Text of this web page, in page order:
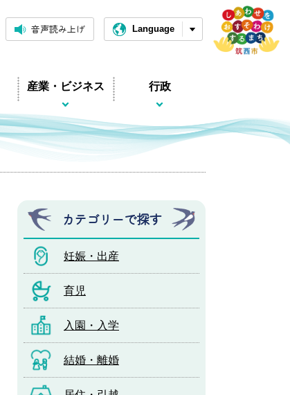
音声読み上げ Language
産業・ビジネス 行政
カテゴリーで探す
妊娠・出産
育児
入園・入学
結婚・離婚